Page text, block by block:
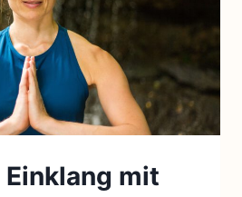
Einklang mit